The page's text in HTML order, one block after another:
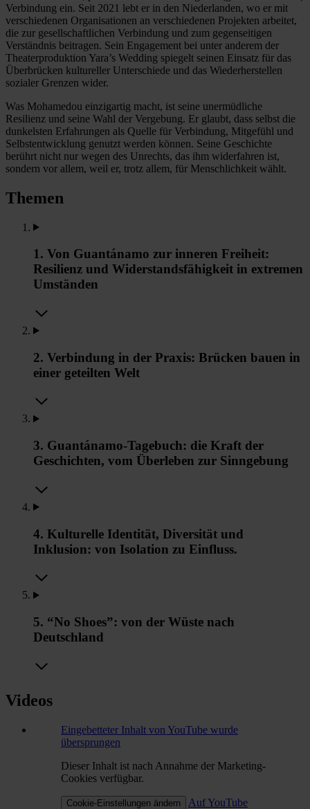
Verbindung ein. Seit 2021 lebt er in den Niederlanden, wo er mit
verschiedenen Organisationen an verschiedenen Projekten arbeitet,
die zur gesellschaftlichen Verbindung und zum gegenseitigen
Verständnis beitragen. Sein Engagement bei unter anderem der
Theaterproduktion Yara’s Wedding spiegelt seinen Einsatz für das
Überbrücken kultureller Unterschiede und das Wiederherstellen
sozialer Grenzen wider.
Was Mohamedou einzigartig macht, ist seine unermüdliche
Resilienz und seine Wahl der Vergebung. Er glaubt, dass selbst die
dunkelsten Erfahrungen als Quelle für Verbindung, Mitgefühl und
Selbstentwicklung genutzt werden können. Seine Geschichte
berührt nicht nur wegen des Unrechts, das ihm widerfahren ist,
sondern vor allem, weil er, trotz allem, für Menschlichkeit wählt.
Themen
1. Von Guantánamo zur inneren Freiheit:
Resilienz und Widerstandsfähigkeit in extremen
Umständen
2. Verbindung in der Praxis: Brücken bauen in
einer geteilten Welt
3. Guantánamo-Tagebuch: die Kraft der
Geschichten, vom Überleben zur Sinngebung
4. Kulturelle Identität, Diversität und
Inklusion: von Isolation zu Einfluss.
5. “No Shoes”: von der Wüste nach
Deutschland
Videos
Eingebetteter Inhalt von YouTube wurde
übersprungen
Dieser Inhalt ist nach Annahme der Marketing-
Cookies verfügbar.
Cookie-Einstellungen ändern Auf YouTube